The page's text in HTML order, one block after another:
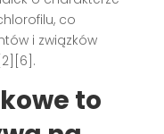
co
i związków
to